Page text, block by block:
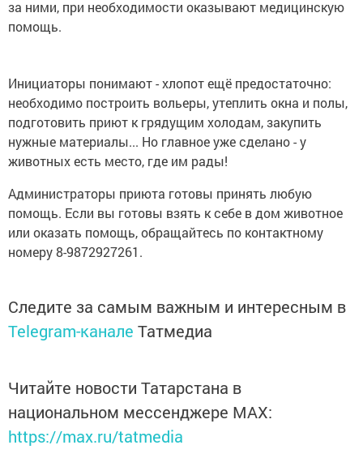
за ними, при необходимости оказывают медицинскую
помощь.
Инициаторы понимают - хлопот ещё предостаточно:
необходимо построить вольеры, утеплить окна и полы,
подготовить приют к грядущим холодам, закупить
нужные материалы... Но главное уже сделано - у
животных есть место, где им рады!
Администраторы приюта готовы принять любую
помощь. Если вы готовы взять к себе в дом животное
или оказать помощь, обращайтесь по контактному
номеру 8-9872927261.
Следите за самым важным и интересным в
Telegram-канале Татмедиа
Читайте новости Татарстана в
национальном мессенджере MАХ:
https://max.ru/tatmedia